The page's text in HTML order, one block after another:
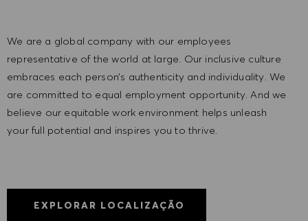
We are a global company with our employees
representative of the world at large. Our inclusive culture
embraces each person’s authenticity and individuality. We
are committed to equal employment opportunity. And we
believe our equitable work environment helps unleash
your full potential and inspires you to thrive.
EXPLORAR LOCALIZAÇÃO